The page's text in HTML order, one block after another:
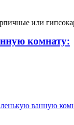
или
комнату:
ванную